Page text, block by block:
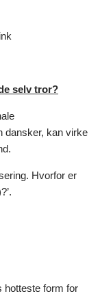
selv tror?
dansker, kan virke
Hvorfor er
hotteste form for